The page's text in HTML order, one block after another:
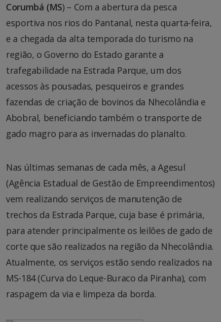
Corumbá (MS) – Com a abertura da pesca
esportiva nos rios do Pantanal, nesta quarta-feira,
e a chegada da alta temporada do turismo na
região, o Governo do Estado garante a
trafegabilidade na Estrada Parque, um dos
acessos às pousadas, pesqueiros e grandes
fazendas de criação de bovinos da Nhecolândia e
Abobral, beneficiando também o transporte de
gado magro para as invernadas do planalto.
Nas últimas semanas de cada mês, a Agesul
(Agência Estadual de Gestão de Empreendimentos)
vem realizando serviços de manutenção de
trechos da Estrada Parque, cuja base é primária,
para atender principalmente os leilões de gado de
corte que são realizados na região da Nhecolândia.
Atualmente, os serviços estão sendo realizados na
MS-184 (Curva do Leque-Buraco da Piranha), com
raspagem da via e limpeza da borda.